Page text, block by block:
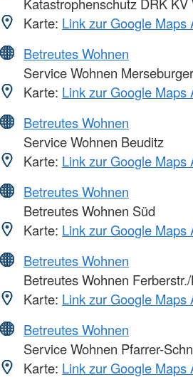
Karte: Link zur Google Maps
Betreutes Wohnen
Service Wohnen
Karte: Link zur Google Maps
Betreutes Wohnen
Service Wohnen Beuditz
Karte: Link zur Google Maps
Betreutes Wohnen
Betreutes Wohnen Süd
Karte: Link zur Google Maps
Betreutes Wohnen
Betreutes Wohnen
Karte: Link zur Google Maps
Betreutes Wohnen
Service Wohnen Pfarrer-
Karte: Link zur Google Maps